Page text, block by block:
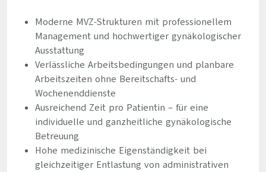
Moderne MVZ-Strukturen mit professionellem
Management und hochwertiger gynäkologischer
Ausstattung
Verlässliche Arbeitsbedingungen und planbare
Arbeitszeiten ohne Bereitschafts- und
Wochenenddienste
Ausreichend Zeit pro Patientin – für eine
individuelle und ganzheitliche gynäkologische
Betreuung
Hohe medizinische Eigenständigkeit bei
gleichzeitiger Entlastung von administrativen